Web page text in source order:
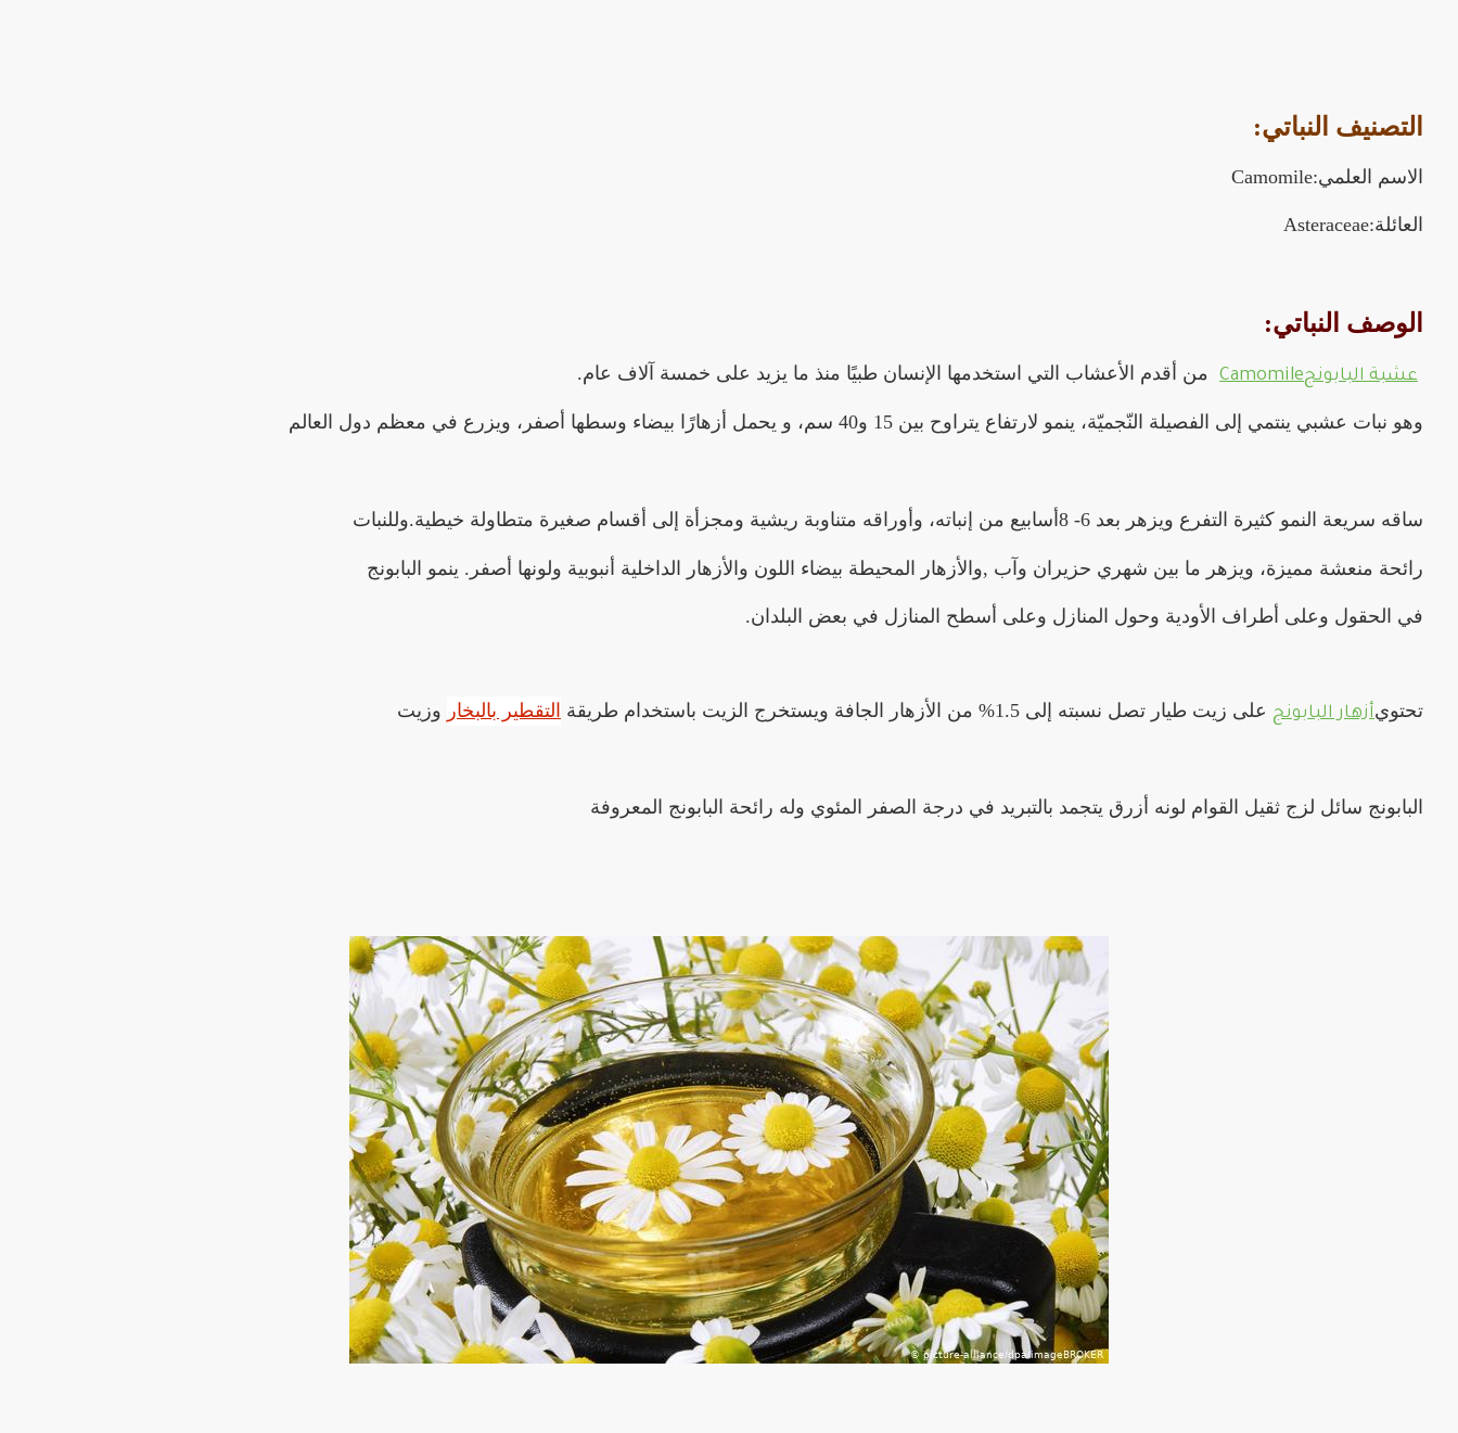
التصنيف النباتي:
الاسم العلمي:Camomile
العائلة:Asteraceae
الوصف النباتي:
عشبة البابونجCamomile من أقدم الأعشاب التي استخدمها الإنسان طبيًا منذ ما يزيد على خمسة آلاف عام.
وهو نبات عشبي ينتمي إلى الفصيلة النّجميّة، ينمو لارتفاع يتراوح بين 15 و40 سم، و يحمل أزهارًا بيضاء وسطها أصفر، ويزرع في معظم دول العالم
ساقه سريعة النمو كثيرة التفرع ويزهر بعد 6- 8أسابيع من إنباته، وأوراقه متناوبة ريشية ومجزأة إلى أقسام صغيرة متطاولة خيطية.وللنبات
رائحة منعشة مميزة، ويزهر ما بين شهري حزيران وآب ,والأزهار المحيطة بيضاء اللون والأزهار الداخلية أنبوبية ولونها أصفر. ينمو البابونج
في الحقول وعلى أطراف الأودية وحول المنازل وعلى أسطح المنازل في بعض البلدان.
تحتويأزهار البابونج على زيت طيار تصل نسبته إلى 1.5% من الأزهار الجافة ويستخرج الزيت باستخدام طريقة التقطير بالبخار وزيت
البابونج سائل لزج ثقيل القوام لونه أزرق يتجمد بالتبريد في درجة الصفر المئوي وله رائحة البابونج المعروفة